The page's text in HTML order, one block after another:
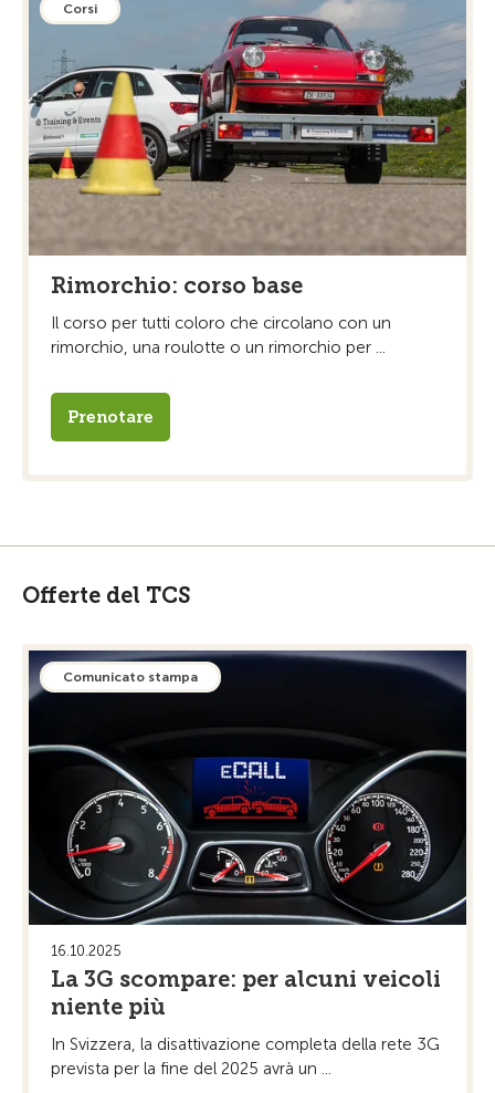
Corsi
Rimorchio: corso base
Il corso per tutti coloro che circolano con un
rimorchio, una roulotte o un rimorchio per ...
Prenotare
Offerte del TCS
Comunicato stampa
16.10.2025
La 3G scompare: per alcuni veicoli
niente più
In Svizzera, la disattivazione completa della rete 3G
prevista per la fine del 2025 avrà un ...